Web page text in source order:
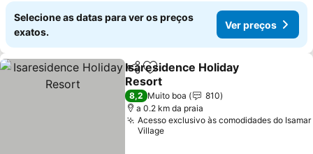
Selecione as datas para ver os preços
exatos.
Ver preços
PartilharAdicionar aos favoritos
Isaresidence Holiday
Resort
8,2 Muito boa
810
a 0.2 km da praia
Acesso exclusivo às comodidades do Isamar
Village